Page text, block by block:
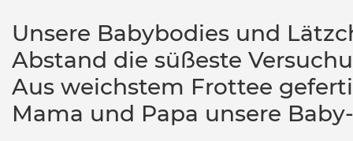
Unsere Babybodies und
Abstand die süßeste
Aus weichstem Frottee
Mama und Papa unsere